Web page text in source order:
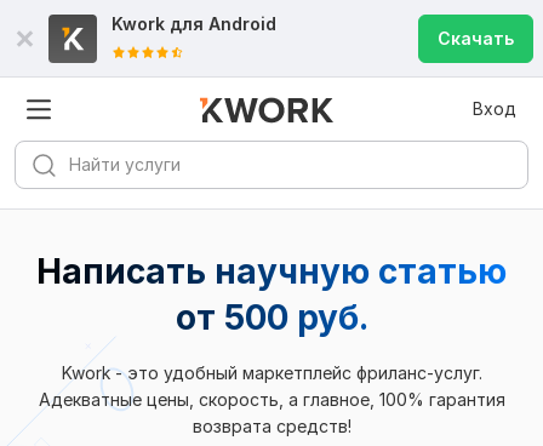
Kwork для Android
Скачать
Вход
Написать научную статью
от 500 руб.
Kwork - это удобный маркетплейс фриланс-услуг.
Адекватные цены, скорость, а главное, 100% гарантия
возврата средств!